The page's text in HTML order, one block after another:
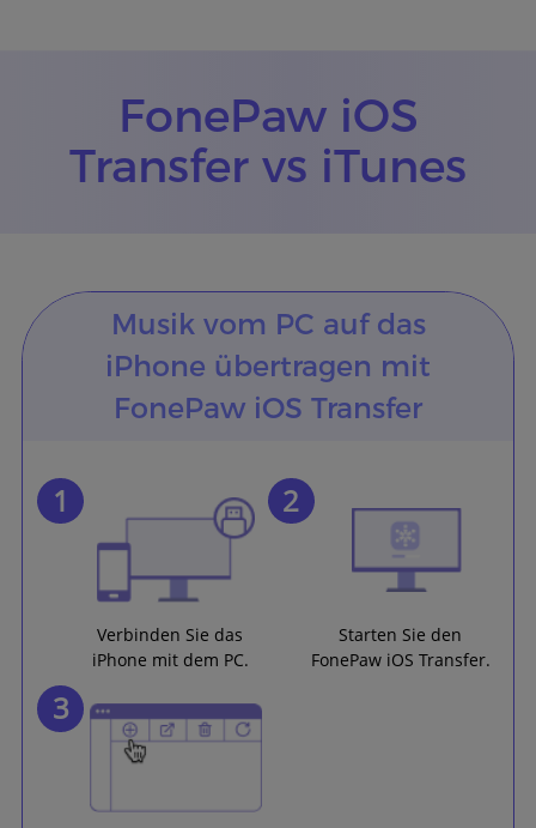
FonePaw iOS
Transfer vs iTunes
Musik vom PC auf das
iPhone übertragen mit
FonePaw iOS Transfer
1
Verbinden Sie das
iPhone mit dem PC.
2
Starten Sie den
FonePaw iOS Transfer.
3